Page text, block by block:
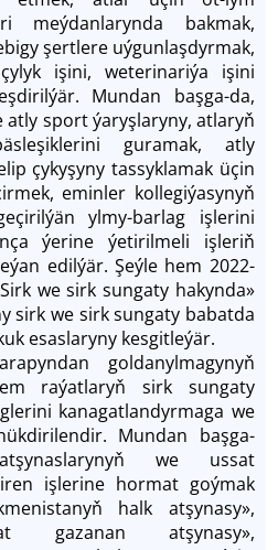
meýdanlarynda bakmak,
şertlere uýgunlaşdyrmak,
işini, weterinariýa işini
Mundan başga-da,
atly sport ýaryşlaryny, atlaryň
guramak, atly
çykyşyny tassyklamak üçin
eminler kollegiýasynyň
ylmy-barlag işlerini
ýerine ýetirilmeli işleriň
edilýär. Şeýle hem 2022-
we sirk sungaty hakynda»
sirk we sirk sungaty babatda
esaslaryny kesgitleýär.
goldanylmagynyň
raýatlaryň sirk sungaty
kanagatlandyrmaga we
Mundan başga-
we ussat
işlerine hormat goýmak
halk atşynasy»,
gazanan atşynasy»,